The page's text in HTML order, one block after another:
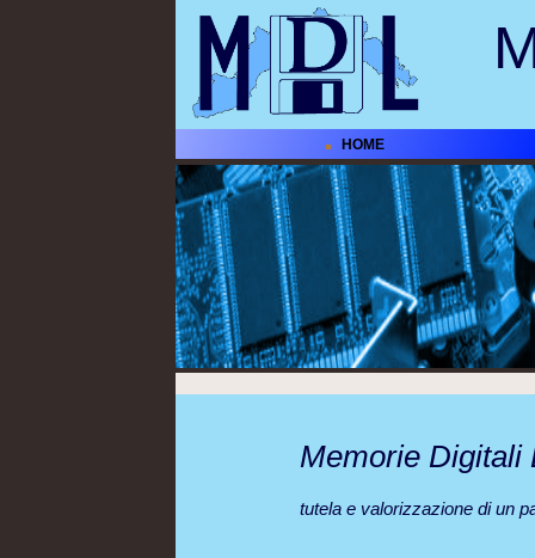
HOME
Memorie Digitali
tutela e valorizzazione di un